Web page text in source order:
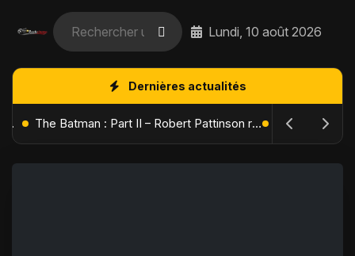
Lundi, 10 août 2026
Dernières actualités
L'Âge de Glace : Le Réveil du Volcan – Manny, Sid et Diego de retour pour une aventure explosive The Batman : Part II – Robert Pattinson replonge dans les ténèbres de Gotham dès octobre 2027